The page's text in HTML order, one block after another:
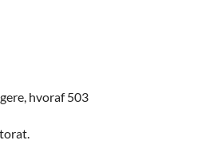
hvoraf 503